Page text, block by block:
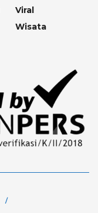
Viral
Wisata